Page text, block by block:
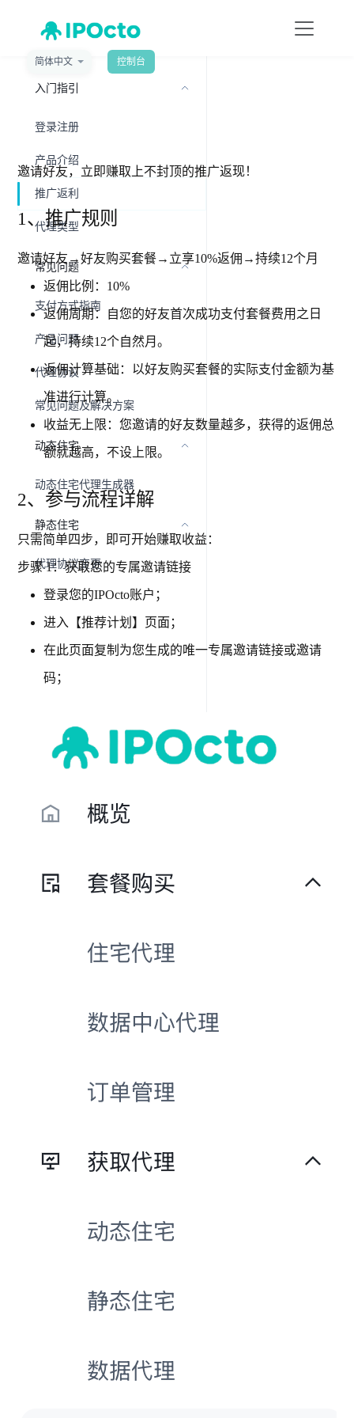
简体中文 控制台
菜单
入门指引
登录注册
产品介绍
推广返利
代理类型
常见问题
支付方式指南
产品问题
代理协议
常见问题及解决方案
动态住宅
动态住宅代理生成器
静态住宅
代理协议变更
推广返利
邀请好友，立即赚取上不封顶的推广返现！
1、推广规则
邀请好友→好友购买套餐→立享10%返佣→持续12个月
返佣比例：10%
返佣周期：自您的好友首次成功支付套餐费用之日
起，持续12个自然月。
返佣计算基础：以好友购买套餐的实际支付金额为基
准进行计算。
收益无上限：您邀请的好友数量越多，获得的返佣总
额就越高，不设上限。
2、参与流程详解
只需简单四步，即可开始赚取收益：
步骤 1：获取您的专属邀请链接
登录您的IPOcto账户；
进入【推荐计划】页面；
在此页面复制为您生成的唯一专属邀请链接或邀请
码；